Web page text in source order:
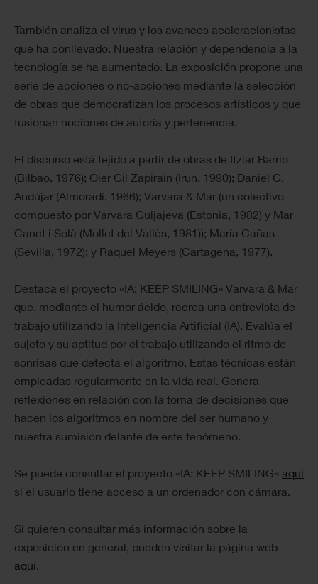
También analiza el virus y los avances aceleracionistas
que ha conllevado. Nuestra relación y dependencia a la
tecnología se ha aumentado. La exposición propone una
serie de acciones o no-acciones mediante la selección
de obras que democratizan los procesos artísticos y que
fusionan nociones de autoría y pertenencia.
El discurso está tejido a partir de obras de Itziar Barrio
(Bilbao, 1976); Oier Gil Zapirain (Irun, 1990); Daniel G.
Andújar (Almoradí, 1966); Varvara & Mar (un colectivo
compuesto por Varvara Guljajeva (Estonia, 1982) y Mar
Canet i Solà (Mollet del Vallès, 1981)); María Cañas
(Sevilla, 1972); y Raquel Meyers (Cartagena, 1977).
Destaca el proyecto «IA: KEEP SMILING» Varvara & Mar
que, mediante el humor ácido, recrea una entrevista de
trabajo utilizando la Inteligencia Artificial (IA). Evalúa el
sujeto y su aptitud por el trabajo utilizando el ritmo de
sonrisas que detecta el algoritmo. Estas técnicas están
empleadas regularmente en la vida real. Genera
reflexiones en relación con la toma de decisiones que
hacen los algoritmos en nombre del ser humano y
nuestra sumisión delante de este fenómeno.
Se puede consultar el proyecto «IA: KEEP SMILING» aquí
si el usuario tiene acceso a un ordenador con cámara.
Si quieren consultar más información sobre la
exposición en general, pueden visitar la página web
aquí.